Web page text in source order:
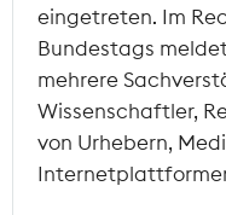
eingetreten. Im
Bundestags
mehrere
Wissenschaftler,
von Urhebern,